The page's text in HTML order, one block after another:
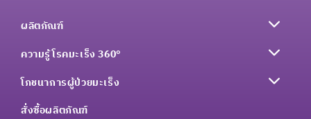
ผลิตภัณฑ์
ความรู้โรคมะเร็ง 360°
โภชนาการผู้ป่วยมะเร็ง
สั่งซื้อผลิตภัณฑ์